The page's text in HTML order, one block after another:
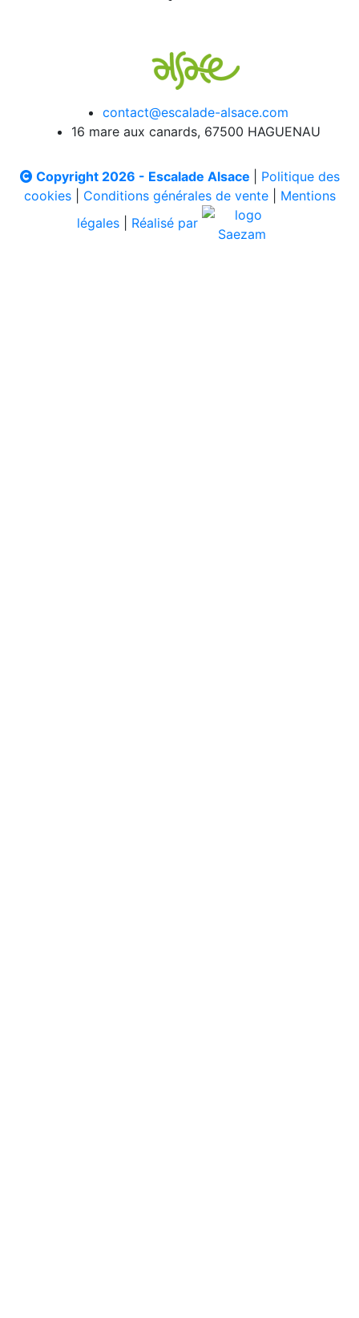
contact@escalade-alsace.com
16 mare aux canards, 67500 HAGUENAU
Copyright 2026 - Escalade Alsace
Politique des
cookies| Conditions générales de vente| Mentions
légales
Réalisé par